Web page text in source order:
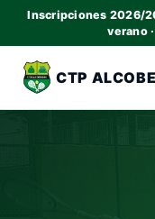
Inscripciones 2026/
verano
CTP